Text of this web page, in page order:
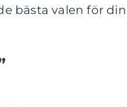
bästa valen för din